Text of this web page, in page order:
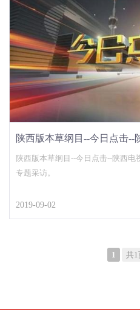
陕西版本草纲目--今日点击--
陕西版本草纲目--今日点击--陕西
专题采访。
2019-09-02
1 共1